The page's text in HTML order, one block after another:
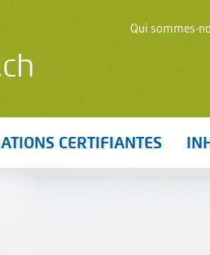
Qui sommes-
CERTIFIANTES